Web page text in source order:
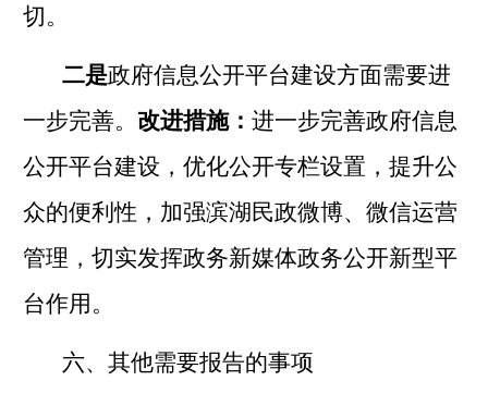
切。
二是政府信息公开平台建设方面需要进
一步完善。 改进措施： 进一步完善政府信息
公开平台建设，优化公开专栏设置，提升公
众的便利性，加强滨湖民政微博、微信运营
管理，切实发挥政务新媒体政务公开新型平
台作用。
六、其他需要报告的事项